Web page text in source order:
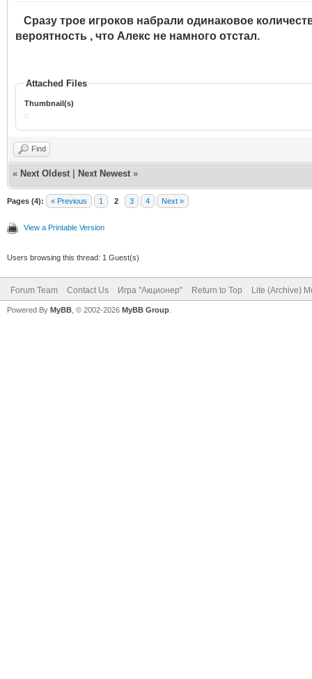
Сразу трое игроков набрали одинаковое
вероятность , что Алекс не намного отстал.
Attached Files
Thumbnail(s)
Find
« Next Oldest Next Newest »
Pages (4): « Previous 1 2 3 4 Next »
View a Printable Version
Users browsing this thread: 1 Guest(s)
Forum Team Contact Us Игра "Акционер" Return to Top Lite (Archive)
Powered By MyBB , © 2002-2026 MyBB Group